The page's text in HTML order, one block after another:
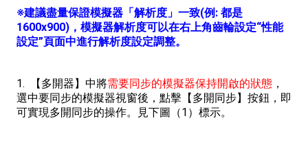
※建議盡量保證模擬器「解析度」一致(例: 都是
1600x900)，模擬器解析度可以在右上角齒輪設定“性能
設定”頁面中進行解析度設定調整。
1. 【多開器】中將需要同步的模擬器保持開啟的狀態 ，
選中要同步的模擬器視窗後，點擊【多開同步】按鈕，即
可實現多開同步的操作。見下圖（1）標示。